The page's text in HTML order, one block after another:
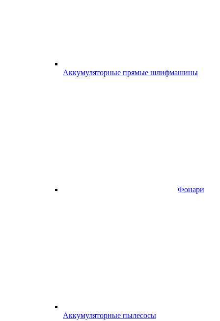
Аккумуляторные прямые шлифмашины
Фонари
Аккумуляторные пылесосы